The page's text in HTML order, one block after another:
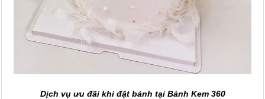
Dịch vụ ưu đãi khi đặt bánh tại Bánh Kem 360